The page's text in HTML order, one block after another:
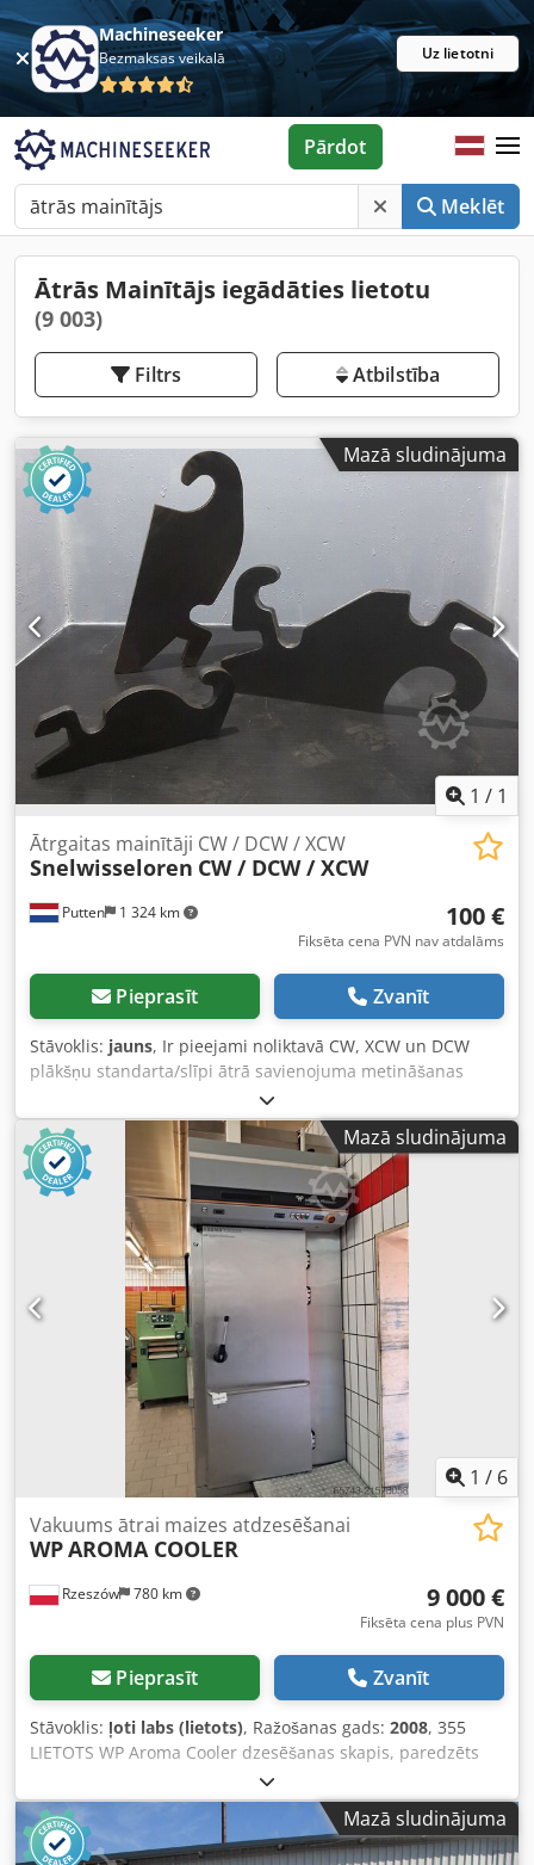
Machineseeker
Bezmaksas veikalā Uz lietotni
Meklēt
Pārdot
Ātrās Mainītājs iegādāties lietotu
(9 003)
Filtrs Atbilstība
Mazā sludinājuma
1 / 1
Putten 1 324 km
Ātrgaitas mainītāji CW / DCW / XCW
Snelwisseloren CW / DCW / XCW
100 €
Fiksēta cena PVN nav atdalāms
Pieprasīt Zvanīt
Stāvoklis: jauns, Ir pieejami noliktavā CW, XCW un DCW
plākšņu standarta/slīpi ātrā savienojuma metināšanas
ausis ekskavatoriem. Hardox 400. Cena ar PVN: CW00 – 36
€, CW05 – 115 €, CW10 – 174 €, CW20 – 335 €, CW30 – 400
€, CW40 – 410 €, DCW05 – 97 €, DCW10 – 190 €, DCW40 –
410 €, XCW00 – 30 €, XCW05 – 100 €, XCW10 – 120 €, XCW40
– 610 €. Urbuma diametrs 30–60 mm, R 30–60 mm,
attālums starp urbumu un āķi 150–475 mm. SIA Pieper,
Nijkerkerstraat 71, 3882 PD Putten (Gelderlande). Dedpsf
Tny Sjfx Af Ajck
Mazā sludinājuma
1 / 6
Rzeszów 780 km
Vakuums ātrai maizes atdzesēšanai
WPAROMA COOLER
9 000 €
Fiksēta cena plus PVN
Pieprasīt Zvanīt
Stāvoklis: ļoti labs (lietots), Ražošanas gads: 2008, 355
LIETOTS WP Aroma Cooler dzesēšanas skapis, paredzēts
ātrai maizes un citu cepumu dzesēšanai. TEHNISKIE DATI: -
dzesēšanas temperatūra līdz: +18 °C. ĀRĒJIE IZMĒRI (cm): -
augstums 305, - platums 130, - garums 227. Dcjdpfx
Afoywummo Aok IEKŠĒJIE IZMĒRI (cm): - augstums 198, -
Mazā sludinājuma